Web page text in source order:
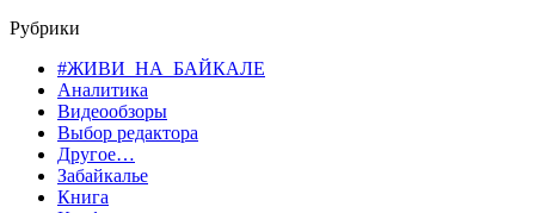
Рубрики
#ЖИВИ_НА_БАЙКАЛЕ
Аналитика
Видеообзоры
Выбор редактора
Другое…
Забайкалье
Книга